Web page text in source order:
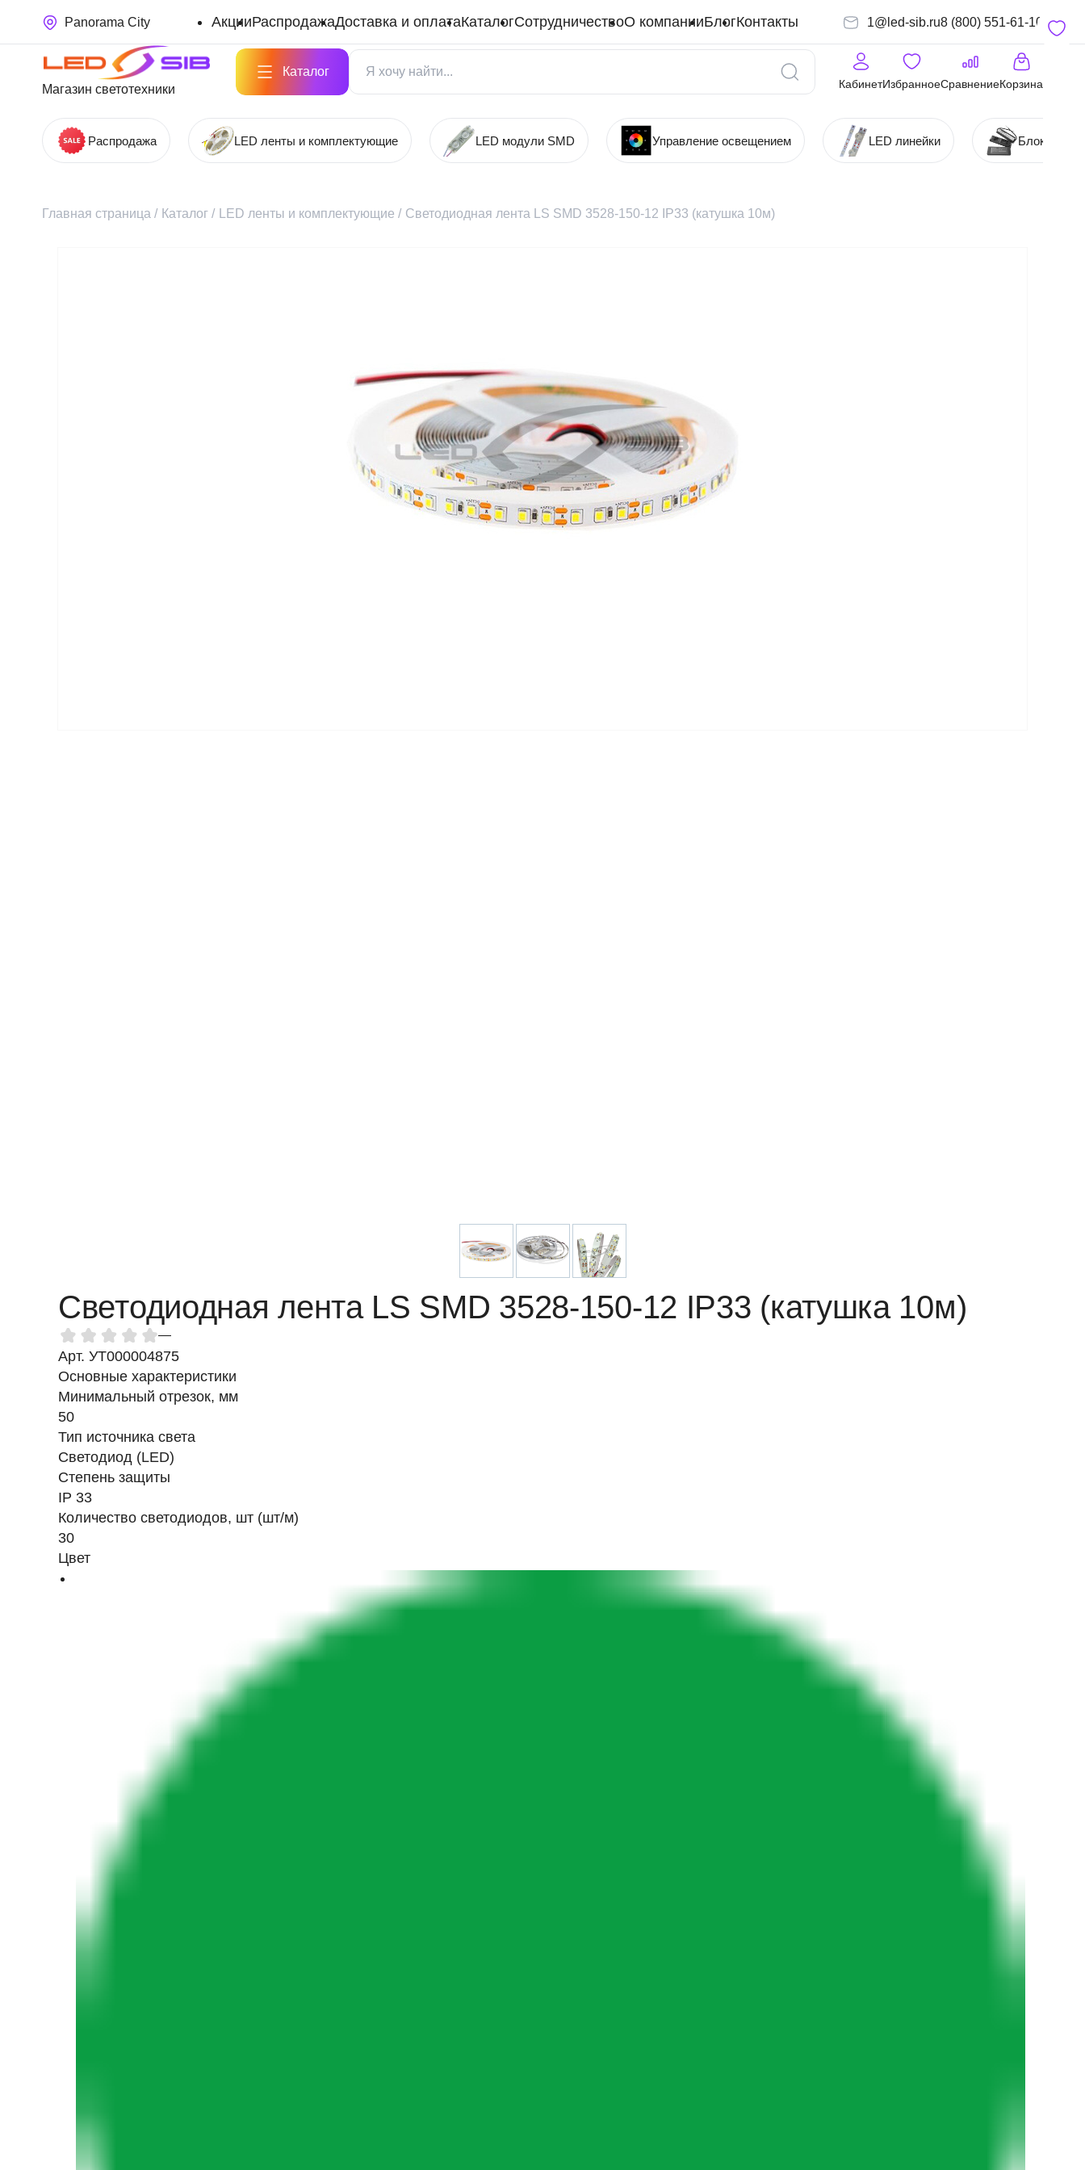
Panorama City АкцииРаспродажаДоставка и оплатаКаталогСотрудничествоО компанииБлогКонтакты 1@led-sib.ru8 (800) 551-61-10
Магазин светотехники
Каталог
КабинетИзбранноеСравнениеКорзина
Распродажа LED ленты и комплектующие LED модули SMD Управление освещением LED линейки Блоки
Главная страница / Каталог / LED ленты и комплектующие / Светодиодная лента LS SMD 3528-150-12 IP33 (катушка 10м)
Светодиодная лента LS SMD 3528-150-12 IP33 (катушка 10м)
—
Арт. УТ000004875
Основные характеристики
Минимальный отрезок, мм
50
Тип источника света
Светодиод (LED)
Степень защиты
IP 33
Количество светодиодов, шт (шт/м)
30
Цвет